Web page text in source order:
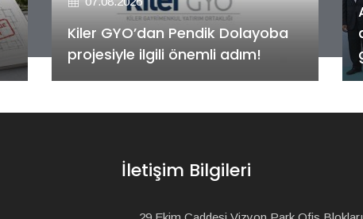
Alya Merkezefendi Konutları'nın
anahtar teslim töreni
gerçekleştirildi!
İletişim Bilgileri